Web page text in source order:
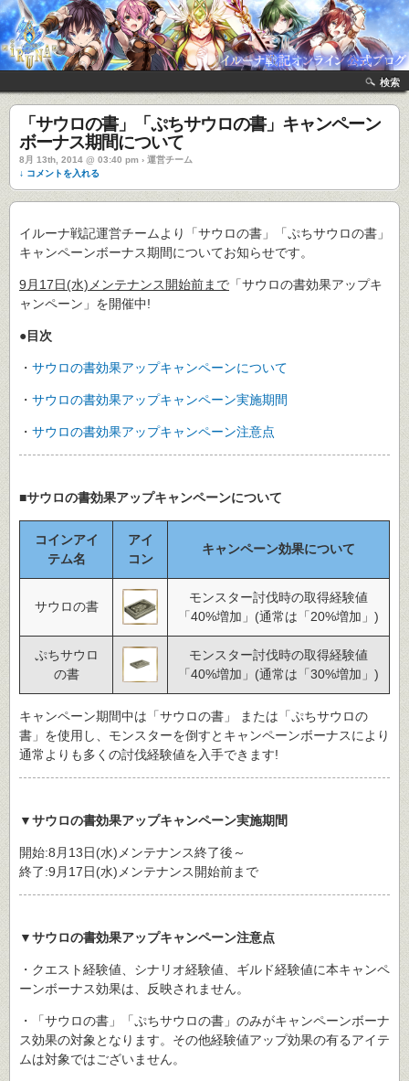
検索
「サウロの書」「ぷちサウロの書」キャンペーン
ボーナス期間について
8月 13th, 2014 @ 03:40 pm › 運営チーム
↓ コメントを入れる
イルーナ戦記運営チームより「サウロの書」「ぷちサウロの書」
キャンペーンボーナス期間についてお知らせです。
9月17日(水)メンテナンス開始前まで 「サウロの書効果アップキ
ャンペーン」を開催中!
●目次
・ サウロの書効果アップキャンペーンについて
・ サウロの書効果アップキャンペーン実施期間
・ サウロの書効果アップキャンペーン注意点
■サウロの書効果アップキャンペーンについて
コインアイ
テム名
アイ
コン
キャンペーン効果について
サウロの書
モンスター討伐時の取得経験値
「40%増加」(通常は「20%増加」)
ぷちサウロ
の書
モンスター討伐時の取得経験値
「40%増加」(通常は「30%増加」)
キャンペーン期間中は「サウロの書」 または「ぷちサウロの
書」を使用し、モンスターを倒すとキャンペーンボーナスにより
通常よりも多くの討伐経験値を入手できます!
▼サウロの書効果アップキャンペーン実施期間
開始:8月13日(水)メンテナンス終了後～
終了:9月17日(水)メンテナンス開始前まで
▼サウロの書効果アップキャンペーン注意点
・クエスト経験値、シナリオ経験値、ギルド経験値に本キャンペ
ーンボーナス効果は、反映されません。
・「サウロの書」「ぷちサウロの書」のみがキャンペーンボーナ
ス効果の対象となります。その他経験値アップ効果の有るアイテ
ムは対象ではございません。